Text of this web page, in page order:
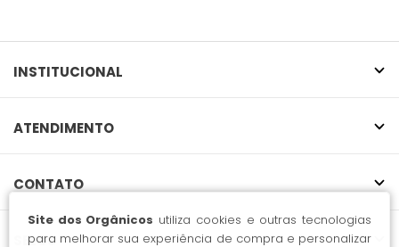
Site dos Orgânicos utiliza cookies e outras tecnologias
para melhorar sua experiência de compra e personalizar
INSTITUCIONAL
ATENDIMENTO
CONTATO
SELOS